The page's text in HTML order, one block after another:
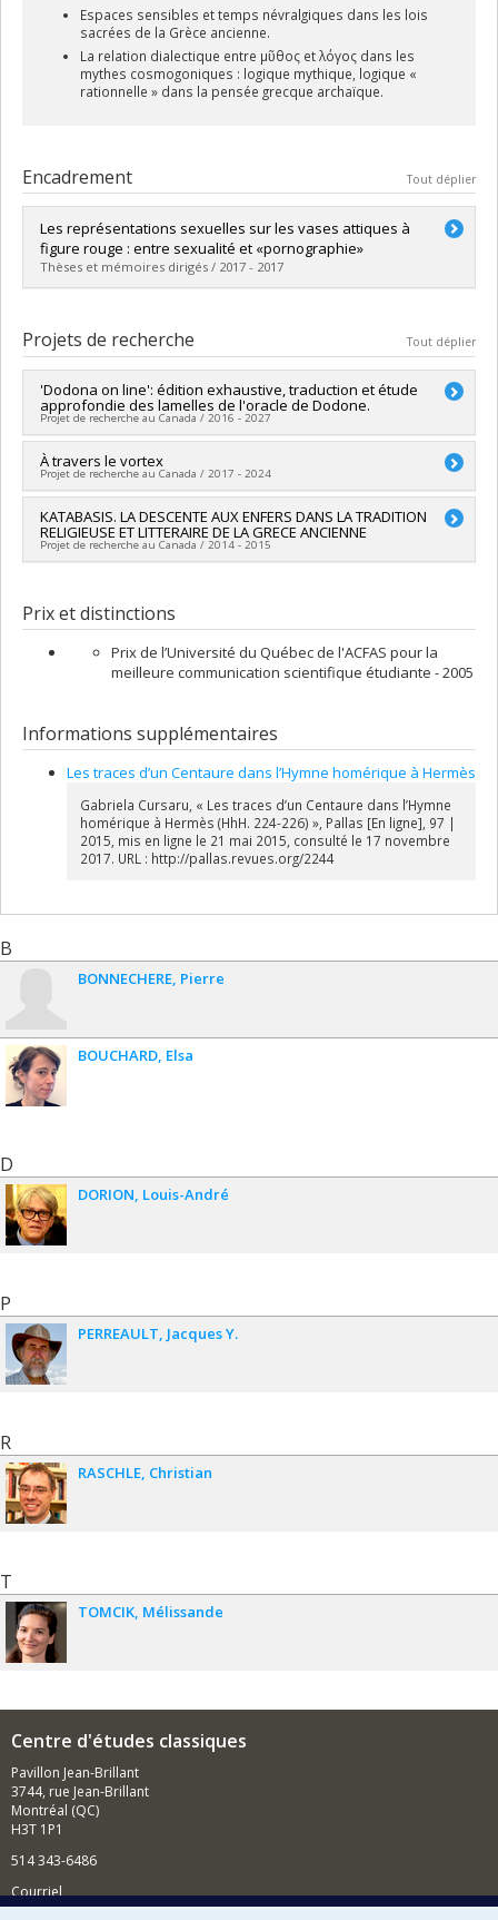
Espaces sensibles et temps névralgiques dans les lois
sacrées de la Grèce ancienne.
La relation dialectique entre μῦθος et λόγος dans les
mythes cosmogoniques : logique mythique, logique «
rationnelle » dans la pensée grecque archaïque.
Encadrement Tout déplier
Les représentations sexuelles sur les vases attiques à
figure rouge : entre sexualité et «pornographie»
Thèses et mémoires dirigés / 2017 - 2017
Cycle : Maîtrise
Diplôme obtenu :M.A.
Lien vers le document dans Papyrus
Projets de recherche Tout déplier
'Dodona on line': édition exhaustive, traduction et étude
approfondie des lamelles de l'oracle de Dodone.
Projet de recherche au Canada / 2016 - 2027
Chercheur principal :
Co-chercheurs :Gabriela Elena Petrisor Cursaru
Thériault,Jan-Mathieu Carbon
Sources de financement :CRSH/Conseil de recherches en
sciences humaines du Canada
Programmes de subvention :PVXXXXXX-Subvention Savoir
À travers le vortex
Projet de recherche au Canada / 2017 - 2024
Sources de financement :CRSH/Conseil de recherches en
sciences humaines du Canada
Programmes de subvention :
KATABASIS. LA DESCENTE AUX ENFERS DANS LA TRADITION
RELIGIEUSE ET LITTERAIRE DE LA GRECE ANCIENNE
Projet de recherche au Canada / 2014 - 2015
Co-chercheurs : Gabriela Elena Petrisor Cursaru
Sources de financement :CRSH/Conseil de recherches en
sciences humaines du Canada
Programmes de subvention :PV152160-Subvention
Prix et distinctions
Prix de l’Université du Québec de l'ACFAS pour la
meilleure communication scientifique étudiante - 2005
Informations supplémentaires
Les traces d’un Centaure dans l’Hymne homérique à Hermès
Gabriela Cursaru, « Les traces d’un Centaure dans l’Hymne
homérique à Hermès (HhH. 224-226) », Pallas [En ligne], 97 |
2015, mis en ligne le 21 mai 2015, consulté le 17 novembre
2017. URL : http://pallas.revues.org/2244
B
BONNECHERE Pierre
BOUCHARD Elsa
D
DORION Louis-André
P
PERREAULT Jacques Y.
R
RASCHLE Christian
T
TOMCIK Mélissande
Centre d'études classiques
Pavillon Jean-Brillant
3744, rue Jean-Brillant
Montréal (QC)
H3T 1P1
514 343-6486
Courriel